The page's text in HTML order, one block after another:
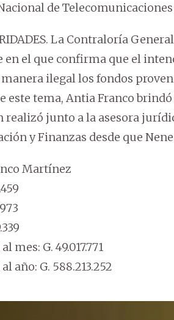
de Telecomunicaciones
La Contraloría
el que confirma que el
ilegal los fondos
este tema, Antia Franco
realizó junto a la asesora
y Finanzas desde que
Martínez
mes: G. 49.017.771
año: G. 588.213.252